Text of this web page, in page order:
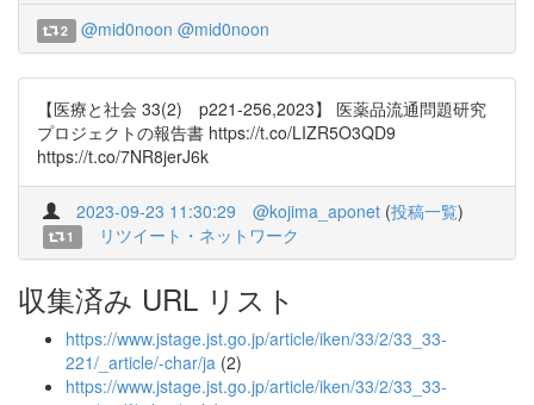
2 @mid0noon @mid0noon
【医療と社会 33(2) p221-256,2023】 医薬品流通問題研究
プロジェクトの報告書 https://t.co/LIZR5O3QD9
https://t.co/7NR8jerJ6k
2023-09-23 11:30:29 @kojima_aponet (投稿一覧)
1 リツイート・ネットワーク
収集済み URL リスト
https://www.jstage.jst.go.jp/article/iken/33/2/33_33-
221/_article/-char/ja (2)
https://www.jstage.jst.go.jp/article/iken/33/2/33_33-